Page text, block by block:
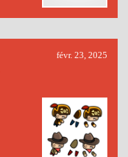
févr. 23, 2025